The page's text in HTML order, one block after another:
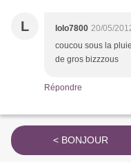
L lolo7800 20/05/
coucou sous la
de gros bizzzous
Répondre
< BONJOUR